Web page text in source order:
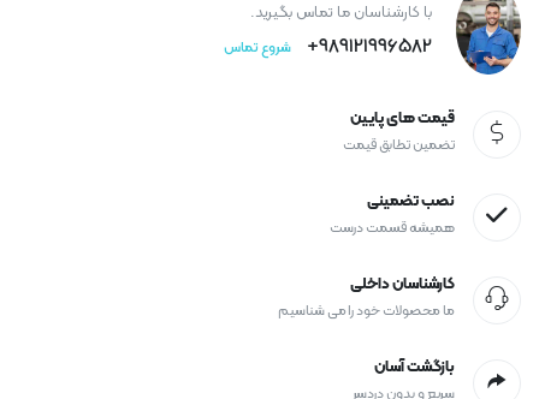
با کارشناسان ما تماس بگیرید.
989121996582+ شروع تماس
قیمت های پایین
تضمین تطابق قیمت
نصب تضمینی
همیشه قسمت درست
کارشناسان داخلی
ما محصولات خود را می شناسیم
بازگشت آسان
سریع و بدون دردسر